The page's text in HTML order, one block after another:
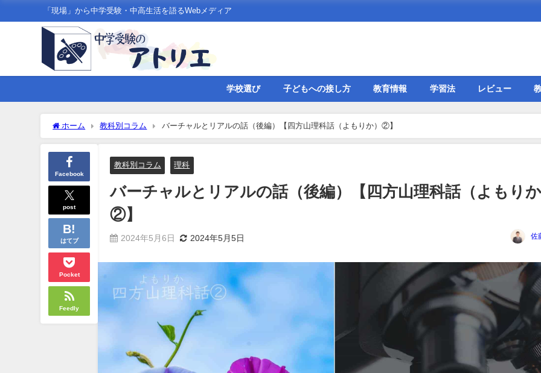
「現場」から中学受験・中高生活を語るWebメディア
学校選び 子どもへの接し方 教育情報 学習法 レビュー
ホーム 教科別コラム バーチャルとリアルの話（後編）【四方山理科話（よもりか）②】
Facebook
post
はてブ
Pocket
Feedly
教科別コラム 理科
バーチャルとリアルの話（後編）【四方山理科話（よもり
②】
2024年5月6日 2024年5月5日 佐